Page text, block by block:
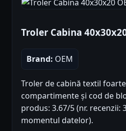
Troler Cabina
Brand: OEM
Troler de cabină textil
compartimente și cod de
produs: 3.67/5 (nr. recenzii:
momentul datelor).